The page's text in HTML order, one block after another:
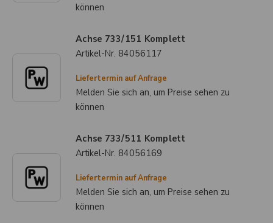
können
Achse 733/151 Komplett
Artikel-Nr. 84056117
Liefertermin auf Anfrage
Melden Sie sich an, um Preise sehen zu
können
Achse 733/511 Komplett
Artikel-Nr. 84056169
Liefertermin auf Anfrage
Melden Sie sich an, um Preise sehen zu
können